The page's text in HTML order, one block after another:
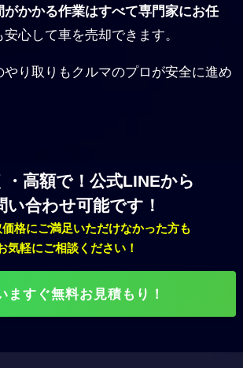
がかかる作業はすべて専門家にお任
心して車を売却できます。
り取りもクルマのプロが安全に進め
・高額で！公式LINEから
い合わせ可能です！
格にご満足いただけなかった方も
気軽にご相談ください！
ますぐ無料お見積もり！